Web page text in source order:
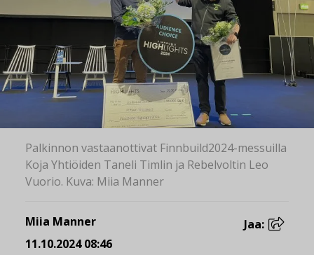
Palkinnon vastaanottivat Finnbuild2024-messuilla
Koja Yhtiöiden Taneli Timlin ja Rebelvoltin Leo
Vuorio. Kuva: Miia Manner
Miia Manner
11.10.2024 08:46
Jaa: